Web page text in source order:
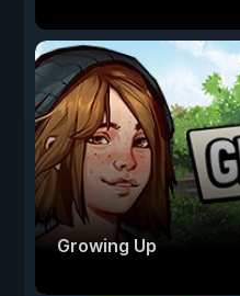
Growing Up